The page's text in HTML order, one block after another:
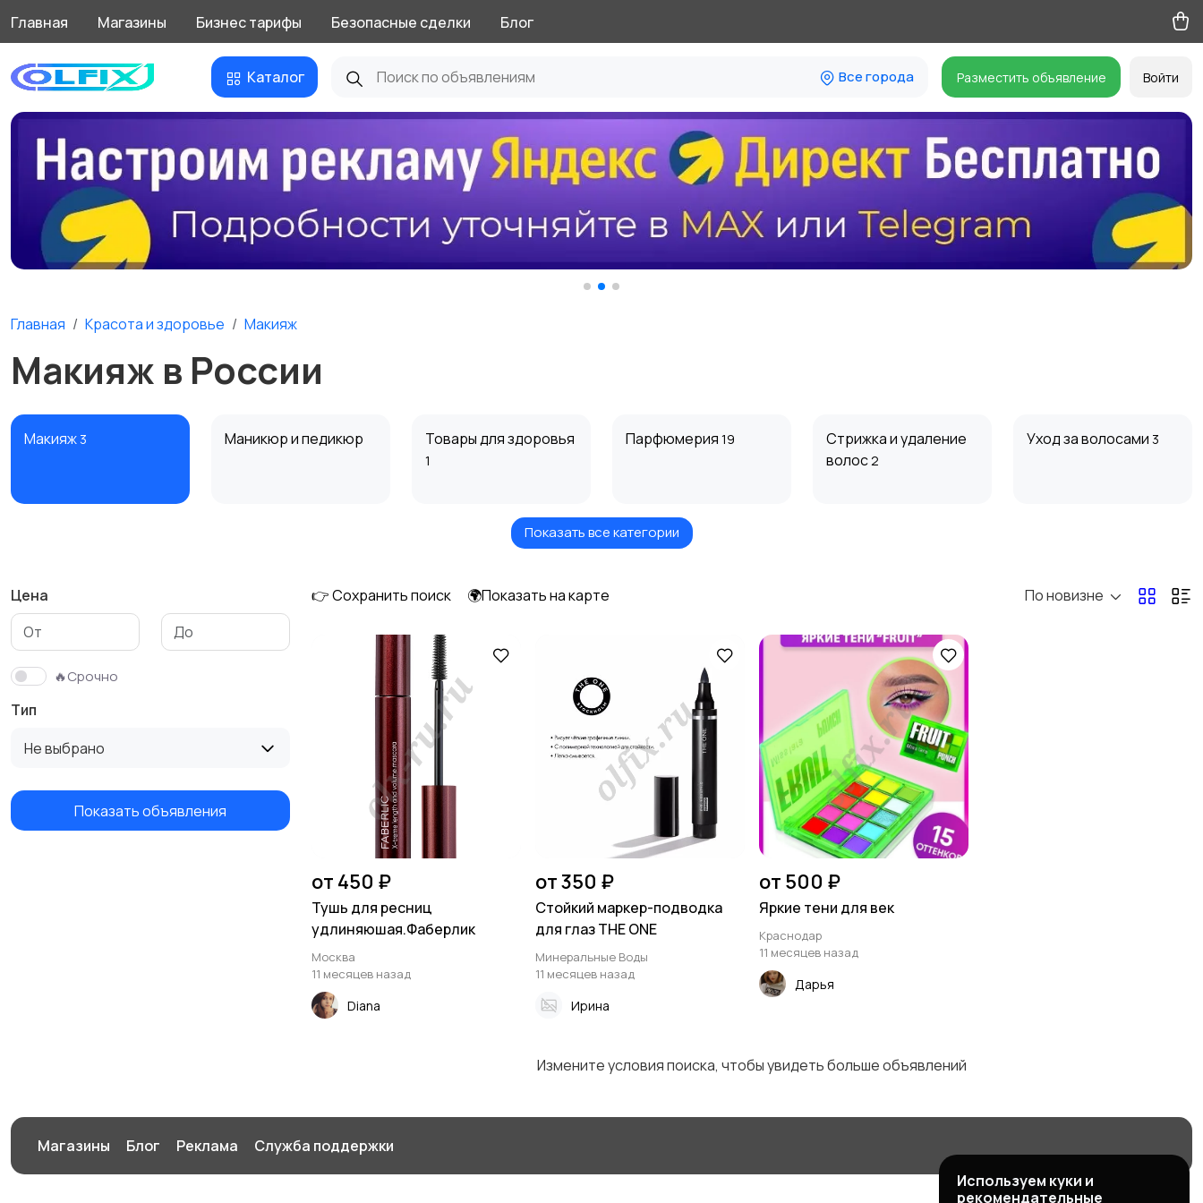
Главная Магазины Бизнес тарифы Безопасные сделки Блог
Каталог Все города Разместить объявление Войти
Главная Красота и здоровье Макияж
Макияж в России
Макияж 3 Маникюр и педикюр Товары для здоровья
1
Парфюмерия 19
Стрижка и удаление
волос2
Уход за волосами 3
Тату и татуаж Солярии и загар
Показать все категории
Цена
🔥Срочно
Тип
Не выбрано
Показать объявления
👉 Сохранить поиск 🌍Показать на карте По новизне
от 450 ₽
Тушь для ресниц
удлиняюшая.Фаберлик
Москва
11 месяцев назад
Diana
от 350 ₽
Стойкий маркер-подводка
для глаз THE ONE
Минеральные Воды
11 месяцев назад
Ирина
от 500 ₽
Яркие тени для век
Краснодар
11 месяцев назад
Дарья
Измените условия поиска, чтобы увидеть больше объявлений
Магазины Блог Реклама Служба поддержки
Используем куки и
рекомендательные